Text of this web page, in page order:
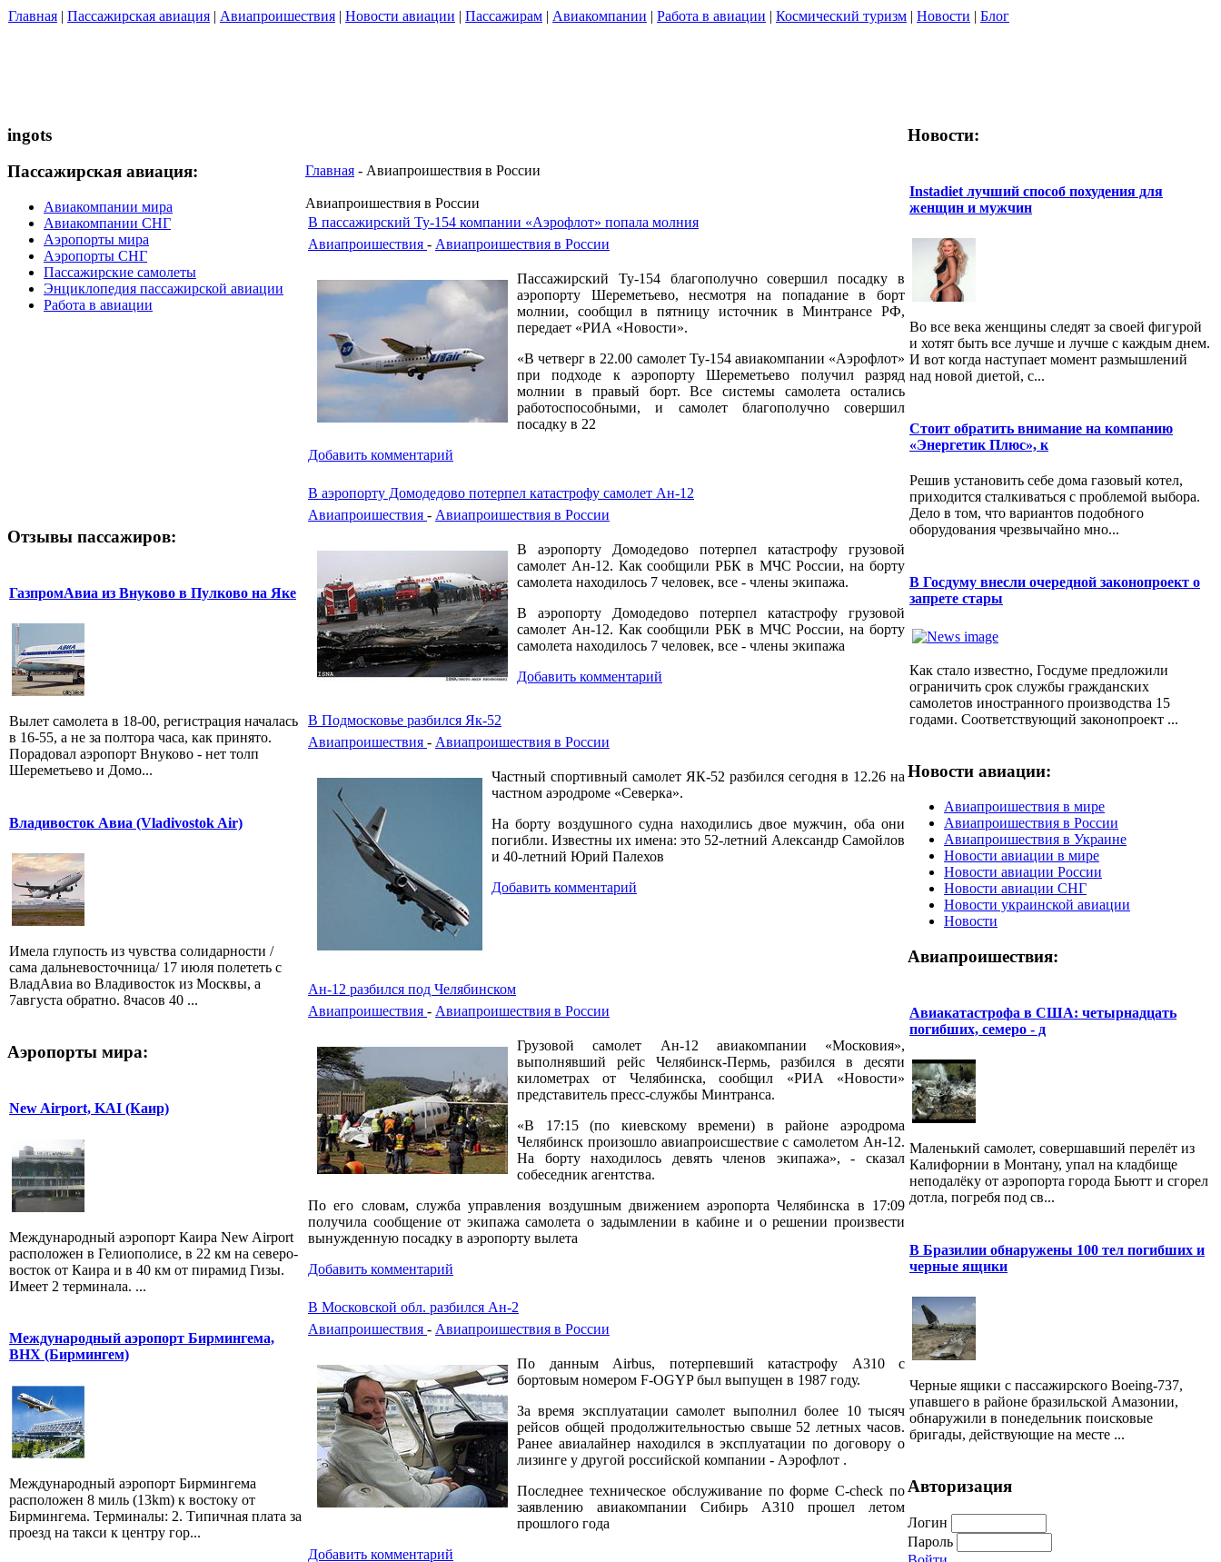
Главная | Пассажирская авиация | Авиапроишествия | Новости авиации | Пассажирам | Авиакомпании | Работа в авиации | Космический туризм | Новости | Блог
ingots
Пассажирская авиация:
Авиакомпании мира
Авиакомпании СНГ
Аэропорты мира
Аэропорты СНГ
Пассажирские самолеты
Энциклопедия пассажирской авиации
Работа в авиации
Отзывы пассажиров:
ГазпромАвиа из Внуково в Пулково на Яке
Вылет самолета в 18-00, регистрация началась
в 16-55, а не за полтора часа, как принято.
Порадовал аэропорт Внуково - нет толп
Шереметьево и Домо...
Владивосток Авиа (Vladivostok Air)
Имела глупость из чувства солидарности /
сама дальневосточница/ 17 июля полететь с
ВладАвиа во Владивосток из Москвы, а
7августа обратно. 8часов 40 ...
Аэропорты мира:
New Airport, KAI (Каир)
Международный аэропорт Каира New Airport
расположен в Гелиополисе, в 22 км на северо-
восток от Каира и в 40 км от пирамид Гизы.
Имеет 2 терминала. ...
Международный аэропорт Бирмингема,
BHX (Бирмингем)
Международный аэропорт Бирмингема
расположен 8 миль (13km) к востоку от
Бирмингема. Терминалы: 2. Типичная плата за
проезд на такси к центру гор...
Главная - Авиапроишествия в России
Авиапроишествия в России
В пассажирский Ту-154 компании «Аэрофлот» попала молния
Авиапроишествия - Авиапроишествия в России
Пассажирский Ту-154 благополучно совершил посадку в
аэропорту Шереметьево, несмотря на попадание в борт
молнии, сообщил в пятницу источник в Минтрансе РФ,
передает «РИА «Новости».
«В четверг в 22.00 самолет Ту-154 авиакомпании «Аэрофлот»
при подходе к аэропорту Шереметьево получил разряд
молнии в правый борт. Все системы самолета остались
работоспособными, и самолет благополучно совершил
посадку в 22
Добавить комментарий
В аэропорту Домодедово потерпел катастрофу самолет Ан-12
Авиапроишествия - Авиапроишествия в России
В аэропорту Домодедово потерпел катастрофу грузовой
самолет Ан-12. Как сообщили РБК в МЧС России, на борту
самолета находилось 7 человек, все - члены экипажа.
В аэропорту Домодедово потерпел катастрофу грузовой
самолет Ан-12. Как сообщили РБК в МЧС России, на борту
самолета находилось 7 человек, все - члены экипажа
Добавить комментарий
В Подмосковье разбился Як-52
Авиапроишествия - Авиапроишествия в России
Частный спортивный самолет ЯК-52 разбился сегодня в 12.26 на
частном аэродроме «Северка».
На борту воздушного судна находились двое мужчин, оба они
погибли. Известны их имена: это 52-летний Александр Самойлов
и 40-летний Юрий Палехов
Добавить комментарий
Ан-12 разбился под Челябинском
Авиапроишествия - Авиапроишествия в России
Грузовой самолет Ан-12 авиакомпании «Московия»,
выполнявший рейс Челябинск-Пермь, разбился в десяти
километрах от Челябинска, сообщил «РИА «Новости»
представитель пресс-службы Минтранса.
«В 17:15 (по киевскому времени) в районе аэродрома
Челябинск произошло авиапроисшествие с самолетом Ан-12.
На борту находилось девять членов экипажа», - сказал
собеседник агентства.
По его словам, служба управления воздушным движением аэропорта Челябинска в 17:09
получила сообщение от экипажа самолета о задымлении в кабине и о решении произвести
вынужденную посадку в аэропорту вылета
Добавить комментарий
В Московской обл. разбился Ан-2
Авиапроишествия - Авиапроишествия в России
По данным Airbus, потерпевший катастрофу А310 с
бортовым номером F-OGYP был выпущен в 1987 году.
За время эксплуатации самолет выполнил более 10 тысяч
рейсов общей продолжительностью свыше 52 летных часов.
Ранее авиалайнер находился в эксплуатации по договору о
лизинге у другой российской компании - Аэрофлот .
Последнее техническое обслуживание по форме C-check по
заявлению авиакомпании Сибирь А310 прошел летом
прошлого года
Добавить комментарий
Новости:
Instadiet лучший способ похудения для
женщин и мужчин
Во все века женщины следят за своей фигурой
и хотят быть все лучше и лучше с каждым днем.
И вот когда наступает момент размышлений
над новой диетой, с...
Стоит обратить внимание на компанию
«Энергетик Плюс», к
Решив установить себе дома газовый котел,
приходится сталкиваться с проблемой выбора.
Дело в том, что вариантов подобного
оборудования чрезвычайно мно...
В Госдуму внесли очередной законопроект о
запрете стары
Как стало известно, Госдуме предложили
ограничить срок службы гражданских
самолетов иностранного производства 15
годами. Соответствующий законопроект ...
Новости авиации:
Авиапроишествия в мире
Авиапроишествия в России
Авиапроишествия в Украине
Новости авиации в мире
Новости авиации России
Новости авиации СНГ
Новости украинской авиации
Новости
Авиапроишествия:
Авиакатастрофа в США: четырнадцать
погибших, семеро - д
Маленький самолет, совершавший перелёт из
Калифорнии в Монтану, упал на кладбище
неподалёку от аэропорта города Бьютт и сгорел
дотла, погребя под св...
В Бразилии обнаружены 100 тел погибших и
черные ящики
Черные ящики с пассажирского Boeing-737,
упавшего в районе бразильской Амазонии,
обнаружили в понедельник поисковые
бригады, действующие на месте ...
Авторизация
Логин
Пароль